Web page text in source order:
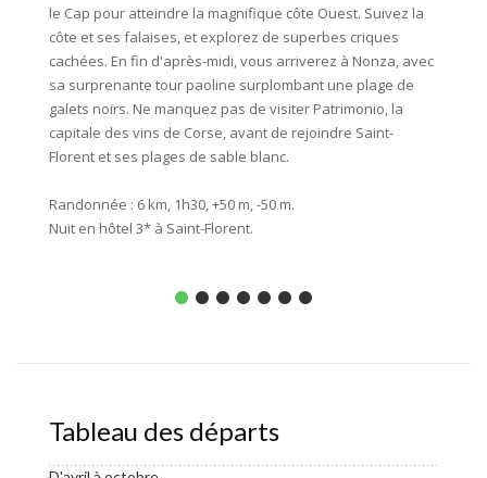
le Cap pour atteindre la magnifique côte Ouest. Suivez la
côte et ses falaises, et explorez de superbes criques
cachées. En fin d'après-midi, vous arriverez à Nonza, avec
sa surprenante tour paoline surplombant une plage de
galets noirs. Ne manquez pas de visiter Patrimonio, la
capitale des vins de Corse, avant de rejoindre Saint-
Florent et ses plages de sable blanc.
Randonnée : 6 km, 1h30, +50 m, -50 m.
Nuit en hôtel 3* à Saint-Florent.
Tableau des départs